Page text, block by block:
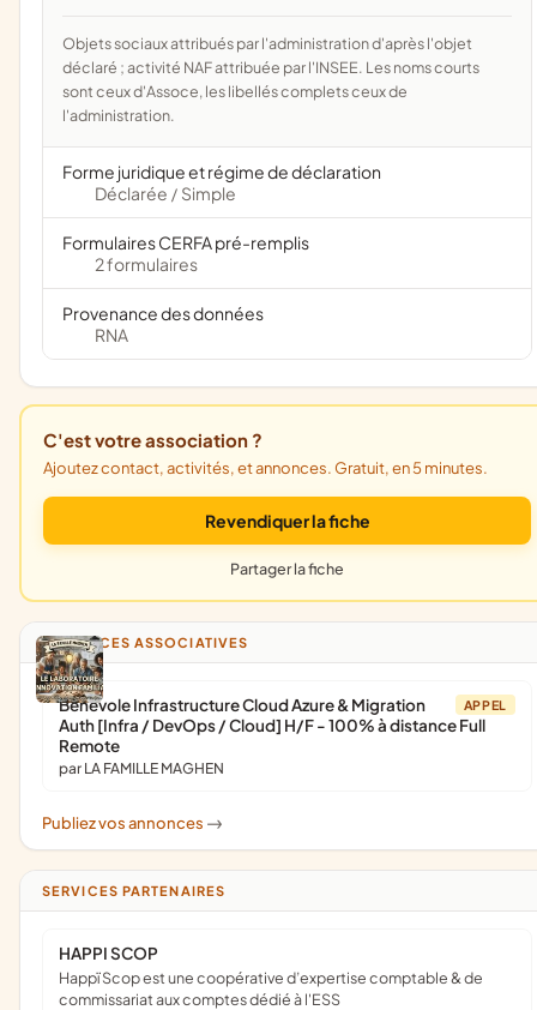
Objets sociaux attribués par l'administration d'après l'objet
déclaré ; activité NAF attribuée par l'INSEE. Les noms courts
sont ceux d'Assoce, les libellés complets ceux de
l'administration.
Forme juridique et régime de déclaration
Déclarée / Simple
Formulaires CERFA pré-remplis
2 formulaires
Provenance des données
RNA
C'est votre association ?
Ajoutez contact, activités, et annonces. Gratuit, en 5 minutes.
Revendiquer la fiche
Partager la fiche
ANNONCES ASSOCIATIVES
APPEL
Bénévole Infrastructure Cloud Azure & Migration
Auth [Infra / DevOps / Cloud] H/F - 100% à distance Full
Remote
par LA FAMILLE MAGHEN
Publiez vos annonces ->
SERVICES PARTENAIRES
HAPPI SCOP
Happï Scop est une coopérative d’expertise comptable & de
commissariat aux comptes dédié à l'ESS